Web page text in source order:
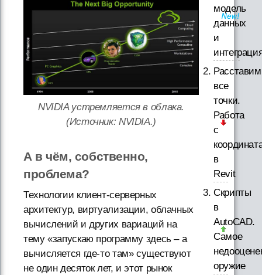
NVIDIA устремляется в облака.
(Источник: NVIDIA.)
А в чём, собственно,
проблема?
Технологии клиент-серверных
архитектур, виртуализации, облачных
вычислений и других вариаций на
тему «запускаю программу здесь – а
вычисляется где-то там» существуют
не один десяток лет, и этот рынок
модель
данных
и
Расставим
все
точки.
Работа
с
в
Revit
Скрипты
в
AutoCAD.
Самое
оружие